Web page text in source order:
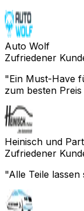
Auto Wolf
Zufriedener
"Ein Must-Have
zum besten Preis
Heinisch und
Zufriedener
"Alle Teile